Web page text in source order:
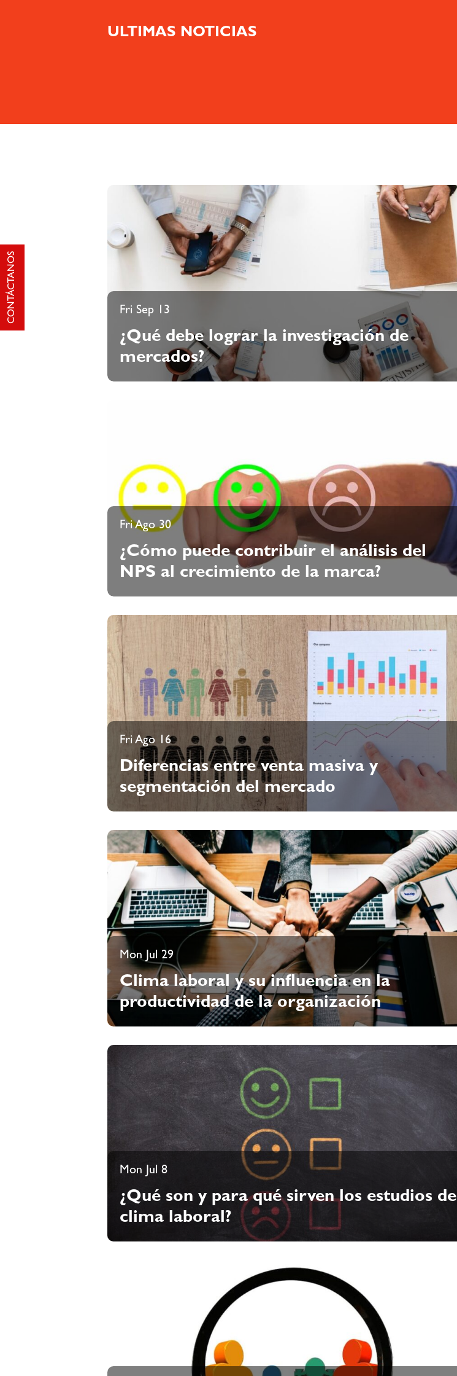
ULTIMAS NOTICIAS
Fri Sep 13
¿Qué debe lograr la investigación de
mercados?
Fri Ago 30
¿Cómo puede contribuir el análisis del
NPS al crecimiento de la marca?
Fri Ago 16
Diferencias entre venta masiva y
segmentación del mercado
Mon Jul 29
Clima laboral y su influencia en la
productividad de la organización
Mon Jul 8
¿Qué son y para qué sirven los estudios de
clima laboral?
CONTÁCTANOS